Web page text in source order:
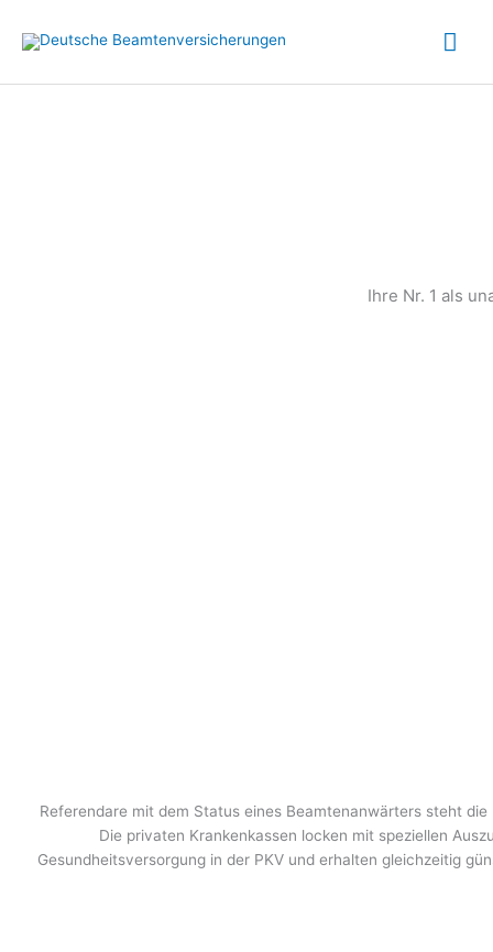
Inhalt
Ihre Nr. 1 als
Referendare mit dem Status eines Beamtenanwärters steht
Die privaten Krankenkassen locken mit speziellen
Gesundheitsversorgung in der PKV und erhalten gleichzeitig